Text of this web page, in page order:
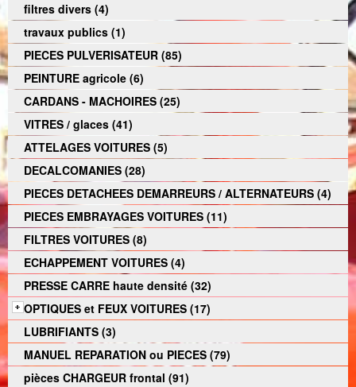
filtres divers (4)
travaux publics (1)
PIECES PULVERISATEUR (85)
PEINTURE agricole (6)
CARDANS - MACHOIRES (25)
VITRES / glaces (41)
ATTELAGES VOITURES (5)
DECALCOMANIES (28)
PIECES DETACHEES DEMARREURS / ALTERNATEURS (4)
PIECES EMBRAYAGES VOITURES (11)
FILTRES VOITURES (8)
ECHAPPEMENT VOITURES (4)
PRESSE CARRE haute densité (32)
OPTIQUES et FEUX VOITURES (17)
LUBRIFIANTS (3)
MANUEL REPARATION ou PIECES (79)
pièces CHARGEUR frontal (91)